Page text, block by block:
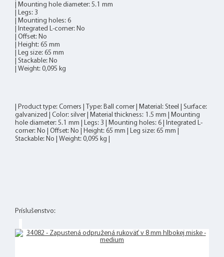
| Mounting hole diameter: 5.1 mm
| Legs: 3
| Mounting holes: 6
| Integrated L-corner: No
| Offset: No
| Height: 65 mm
| Leg size: 65 mm
| Stackable: No
| Weight: 0,095 kg
| Product type: Corners | Type: Ball corner | Material: Steel | Surface:
galvanized | Color: silver | Material thickness: 1.5 mm | Mounting
hole diameter: 5.1 mm | Legs: 3 | Mounting holes: 6 | Integrated L-
corner: No | Offset: No | Height: 65 mm | Leg size: 65 mm |
Stackable: No | Weight: 0,095 kg |
Príslušenstvo: